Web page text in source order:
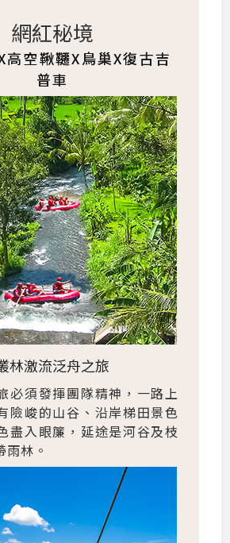
網紅秘境
高空鞦韆X鳥巢X復古吉
普車
林激流泛舟之旅
必須發揮團隊精神，一路上
險峻的山谷、沿岸梯田景色
盡入眼簾，延途是河谷及枝
林。